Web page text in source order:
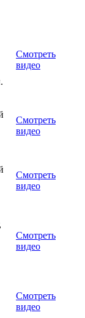
Смотреть
видео
Смотреть
видео
Смотреть
видео
Смотреть
видео
Смотреть
видео